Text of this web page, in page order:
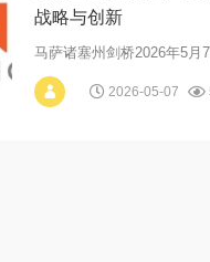
战略与创新
马萨诸塞州剑桥2026年5月
2026-05-07